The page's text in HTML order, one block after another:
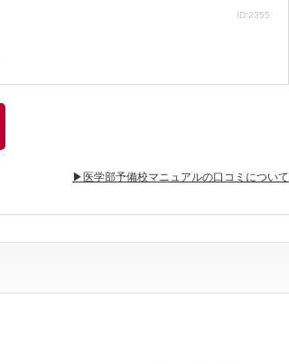
ID:2355
▶医学部予備校マニュアルの口コミについて